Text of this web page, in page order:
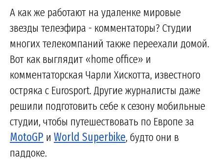
А как же работают на удаленке мировые
звезды телеэфира - комментаторы? Студии
многих телекомпаний также переехали домой.
Вот как выглядит «home office» и
комментаторская Чарли Хискотта, известного
остряка с Eurosport. Другие журналисты даже
решили подготовить себе к сезону мобильные
студии, чтобы путешествовать по Европе за
MotoGP и World Superbike, будто они в
паддоке.